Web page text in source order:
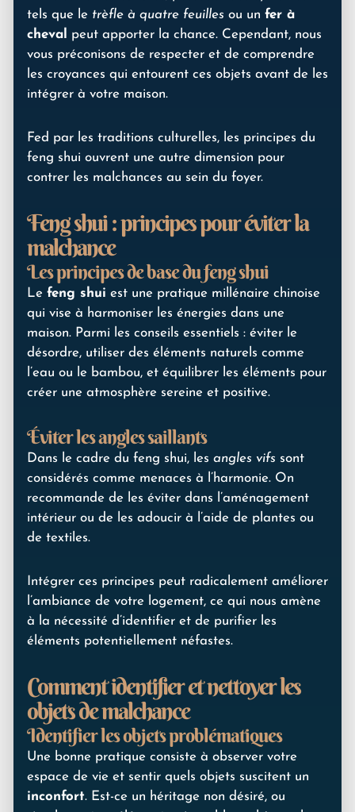
tels que le trèfle à quatre feuilles ou un fer à
cheval
peut apporter la chance. Cependant, nous
vous préconisons de respecter et de comprendre
les croyances qui entourent ces objets avant de les
intégrer à votre maison.
Fed par les traditions culturelles, les principes du
feng shui ouvrent une autre dimension pour
contrer les malchances au sein du foyer.
Feng shui : principes pour éviter la
malchance
Les principes de base du feng shui
Le feng shui est une pratique millénaire chinoise
qui vise à harmoniser les énergies dans une
maison. Parmi les conseils essentiels : éviter le
désordre, utiliser des éléments naturels comme
l’eau ou le bambou, et équilibrer les éléments pour
créer une atmosphère sereine et positive.
Éviter les angles saillants
Dans le cadre du feng shui, les angles vifs sont
considérés comme menaces à l’harmonie. On
recommande de les éviter dans l’aménagement
intérieur ou de les adoucir à l’aide de plantes ou
de textiles.
Intégrer ces principes peut radicalement améliorer
l’ambiance de votre logement, ce qui nous amène
à la nécessité d’identifier et de purifier les
éléments potentiellement néfastes.
Comment identifier et nettoyer les
objets de malchance
Identifier les objets problématiques
Une bonne pratique consiste à observer votre
espace de vie et sentir quels objets suscitent un
inconfort. Est-ce un héritage non désiré, ou